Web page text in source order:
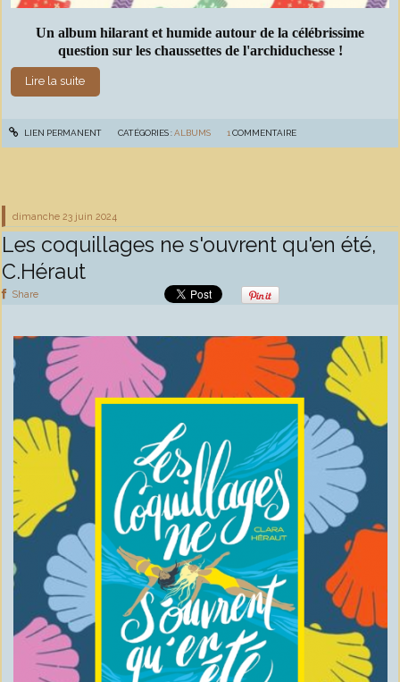
Un album hilarant et humide autour de la célébrissime
question sur les chaussettes de l'archiduchesse !
Lire la suite
LIEN PERMANENT CATÉGORIES :ALBUMS 1COMMENTAIRE
dimanche 23 juin 2024
Les coquillages ne s'ouvrent qu'en été,
C.Héraut
Share